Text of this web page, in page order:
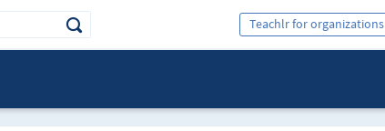
Teachlr for organizations